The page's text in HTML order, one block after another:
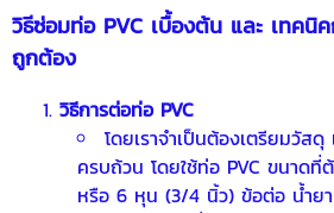
วิธีซ่อมท่อ PVC เบื้องต้น และ เทคนิ
ถูกต้อง
วิธีการต่อท่อ PVC
โดยเราจำเป็นต้องเตรียมวัส
ครบถ้วน โดยใช้ท่อ PVC ขนาด
หรือ 6 หุน (3/4 นิ้ว) ข้อต่อ น้ำยา